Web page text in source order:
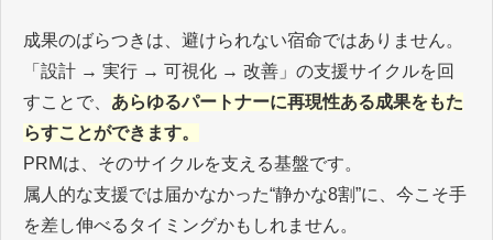
成果のばらつきは、避けられない宿命ではありません。
「設計 → 実行 → 可視化 → 改善」の支援サイクルを回
すことで、 あらゆるパートナーに再現性ある成果をもた
らすことができます。
PRMは、そのサイクルを支える基盤です。
属人的な支援では届かなかった“静かな8割”に、今こそ手
を差し伸べるタイミングかもしれません。